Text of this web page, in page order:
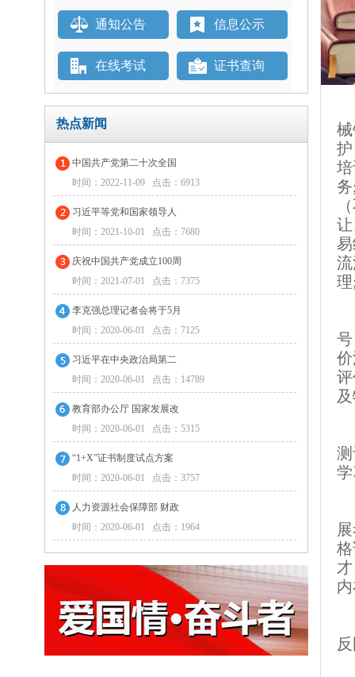
通知公告 信息公示
在线考试 证书查询
热点新闻
中国共产党第二十次全国
时间：2022-11-09 点击：6913
习近平等党和国家领导人
时间：2021-10-01 点击：7680
庆祝中国共产党成立100周
时间：2021-07-01 点击：7375
李克强总理记者会将于5月
时间：2020-06-01 点击：7125
习近平在中央政治局第二
时间：2020-06-01 点击：14789
教育部办公厅 国家发展改
时间：2020-06-01 点击：5315
“1+X”证书制度试点方案
时间：2020-06-01 点击：3757
人力资源社会保障部 财政
时间：2020-06-01 点击：1964